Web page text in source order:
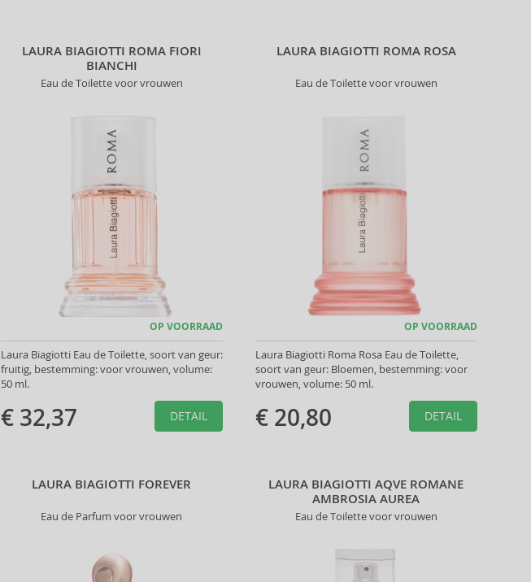
LAURA BIAGIOTTI ROMA FIORI
BIANCHI
Eau de Toilette voor vrouwen
OP VOORRAAD
Laura Biagiotti Eau de Toilette, soort van geur:
fruitig, bestemming: voor vrouwen, volume:
50 ml.
€ 32,37 DETAIL
LAURA BIAGIOTTI ROMA ROSA
Eau de Toilette voor vrouwen
OP VOORRAAD
Laura Biagiotti Roma Rosa Eau de Toilette,
soort van geur: Bloemen, bestemming: voor
vrouwen, volume: 50 ml.
€ 20,80 DETAIL
LAURA BIAGIOTTI FOREVER
Eau de Parfum voor vrouwen
LAURA BIAGIOTTI AQVE ROMANE
AMBROSIA AUREA
Eau de Toilette voor vrouwen